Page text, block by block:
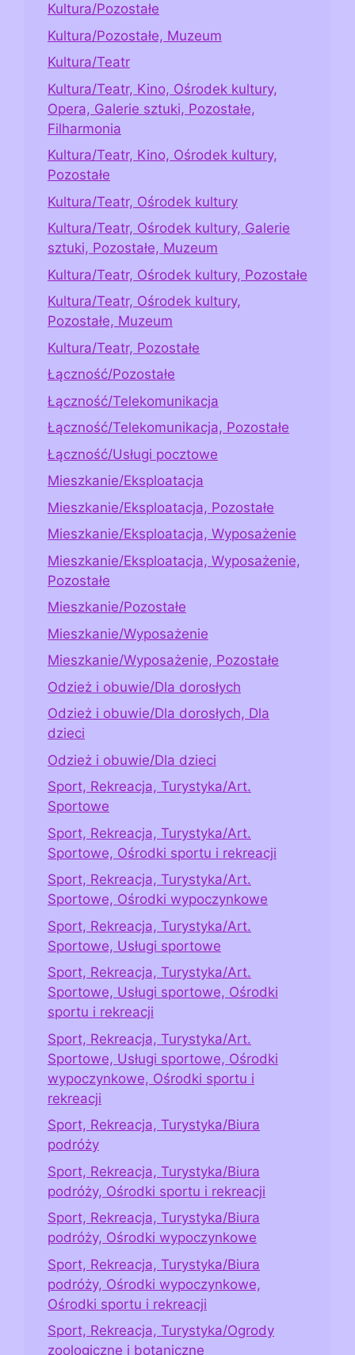
Kultura/Pozostałe
Kultura/Pozostałe, Muzeum
Kultura/Teatr
Kultura/Teatr, Kino, Ośrodek kultury,
Opera, Galerie sztuki, Pozostałe,
Filharmonia
Kultura/Teatr, Kino, Ośrodek kultury,
Pozostałe
Kultura/Teatr, Ośrodek kultury
Kultura/Teatr, Ośrodek kultury, Galerie
sztuki, Pozostałe, Muzeum
Kultura/Teatr, Ośrodek kultury, Pozostałe
Kultura/Teatr, Ośrodek kultury,
Pozostałe, Muzeum
Kultura/Teatr, Pozostałe
Łączność/Pozostałe
Łączność/Telekomunikacja
Łączność/Telekomunikacja, Pozostałe
Łączność/Usługi pocztowe
Mieszkanie/Eksploatacja
Mieszkanie/Eksploatacja, Pozostałe
Mieszkanie/Eksploatacja, Wyposażenie
Mieszkanie/Eksploatacja, Wyposażenie,
Pozostałe
Mieszkanie/Pozostałe
Mieszkanie/Wyposażenie
Mieszkanie/Wyposażenie, Pozostałe
Odzież i obuwie/Dla dorosłych
Odzież i obuwie/Dla dorosłych, Dla
dzieci
Odzież i obuwie/Dla dzieci
Sport, Rekreacja, Turystyka/Art.
Sportowe
Sport, Rekreacja, Turystyka/Art.
Sportowe, Ośrodki sportu i rekreacji
Sport, Rekreacja, Turystyka/Art.
Sportowe, Ośrodki wypoczynkowe
Sport, Rekreacja, Turystyka/Art.
Sportowe, Usługi sportowe
Sport, Rekreacja, Turystyka/Art.
Sportowe, Usługi sportowe, Ośrodki
sportu i rekreacji
Sport, Rekreacja, Turystyka/Art.
Sportowe, Usługi sportowe, Ośrodki
wypoczynkowe, Ośrodki sportu i
rekreacji
Sport, Rekreacja, Turystyka/Biura
podróży
Sport, Rekreacja, Turystyka/Biura
podróży, Ośrodki sportu i rekreacji
Sport, Rekreacja, Turystyka/Biura
podróży, Ośrodki wypoczynkowe
Sport, Rekreacja, Turystyka/Biura
podróży, Ośrodki wypoczynkowe,
Ośrodki sportu i rekreacji
Sport, Rekreacja, Turystyka/Ogrody
zoologiczne i botaniczne